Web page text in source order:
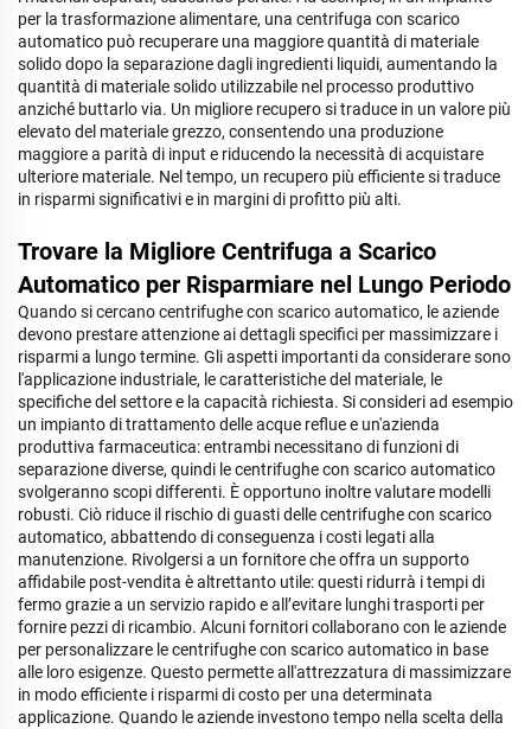
per la trasformazione alimentare, una centrifuga con scarico
automatico può recuperare una maggiore quantità di materiale
solido dopo la separazione dagli ingredienti liquidi, aumentando la
quantità di materiale solido utilizzabile nel processo produttivo
anziché buttarlo via. Un migliore recupero si traduce in un valore più
elevato del materiale grezzo, consentendo una produzione
maggiore a parità di input e riducendo la necessità di acquistare
ulteriore materiale. Nel tempo, un recupero più efficiente si traduce
in risparmi significativi e in margini di profitto più alti.
Trovare la Migliore Centrifuga a Scarico
Automatico per Risparmiare nel Lungo Periodo
Quando si cercano centrifughe con scarico automatico, le aziende
devono prestare attenzione ai dettagli specifici per massimizzare i
risparmi a lungo termine. Gli aspetti importanti da considerare sono
l'applicazione industriale, le caratteristiche del materiale, le
specifiche del settore e la capacità richiesta. Si consideri ad esempio
un impianto di trattamento delle acque reflue e un'azienda
produttiva farmaceutica: entrambi necessitano di funzioni di
separazione diverse, quindi le centrifughe con scarico automatico
svolgeranno scopi differenti. È opportuno inoltre valutare modelli
robusti. Ciò riduce il rischio di guasti delle centrifughe con scarico
automatico, abbattendo di conseguenza i costi legati alla
manutenzione. Rivolgersi a un fornitore che offra un supporto
affidabile post-vendita è altrettanto utile: questi ridurrà i tempi di
fermo grazie a un servizio rapido e all’evitare lunghi trasporti per
fornire pezzi di ricambio. Alcuni fornitori collaborano con le aziende
per personalizzare le centrifughe con scarico automatico in base
alle loro esigenze. Questo permette all'attrezzatura di massimizzare
in modo efficiente i risparmi di costo per una determinata
applicazione. Quando le aziende investono tempo nella scelta della